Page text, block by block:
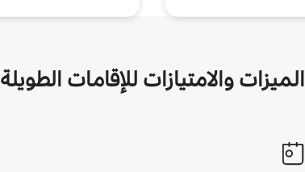
الميزات والامتيازات للإقامات الطويلة